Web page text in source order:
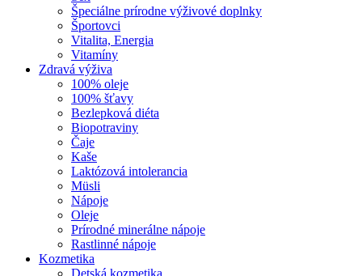
Špeciálne prírodne výživové doplnky
Športovci
Vitalita, Energia
Vitamíny
Zdravá výživa
100% oleje
100% šťavy
Bezlepková diéta
Biopotraviny
Čaje
Kaše
Laktózová intolerancia
Müsli
Nápoje
Oleje
Prírodné minerálne nápoje
Rastlinné nápoje
Kozmetika
Detská kozmetika